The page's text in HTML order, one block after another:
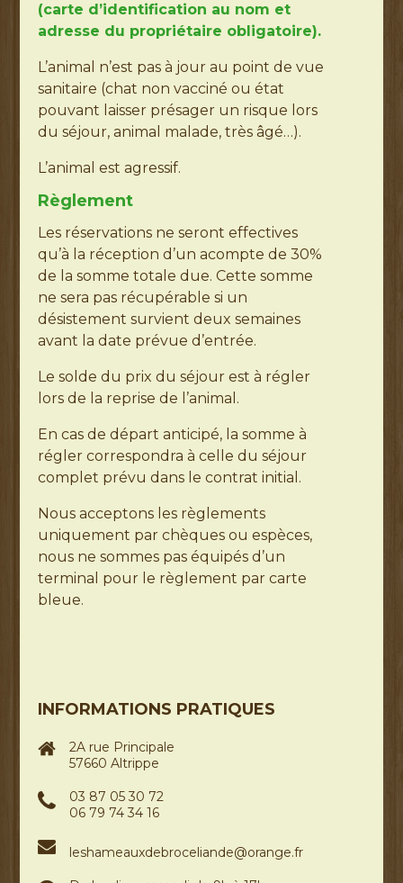
(carte d’identification au nom et
adresse du propriétaire obligatoire).
L’animal n’est pas à jour au point de vue
sanitaire (chat non vacciné ou état
pouvant laisser présager un risque lors
du séjour, animal malade, très âgé…).
L’animal est agressif.
Règlement
Les réservations ne seront effectives
qu’à la réception d’un acompte de 30%
de la somme totale due. Cette somme
ne sera pas récupérable si un
désistement survient deux semaines
avant la date prévue d’entrée.
Le solde du prix du séjour est à régler
lors de la reprise de l’animal.
En cas de départ anticipé, la somme à
régler correspondra à celle du séjour
complet prévu dans le contrat initial.
Nous acceptons les règlements
uniquement par chèques ou espèces,
nous ne sommes pas équipés d’un
terminal pour le règlement par carte
bleue.
INFORMATIONS PRATIQUES
2A rue Principale
57660 Altrippe
03 87 05 30 72
06 79 74 34 16
leshameauxdebroceliande@orange.fr